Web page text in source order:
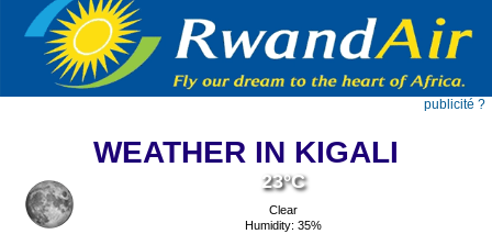
publicité ?
WEATHER IN KIGALI
23°C
Clear
Humidity: 35%